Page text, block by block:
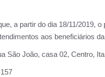
a partir do dia 18/11/2019, o
aos beneficiários da
São João, casa 02, Centro,